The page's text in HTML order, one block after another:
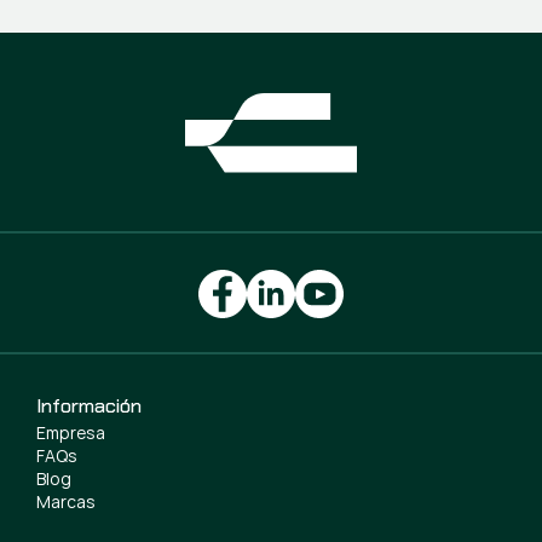
Información
Empresa
FAQs
Blog
Marcas